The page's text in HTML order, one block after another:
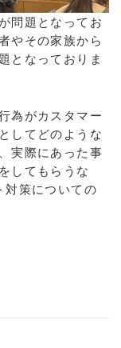
問題となってお
やその家族から
となっておりま
為がカスタマー
してどのような
実際にあった事
してもらうな
対策についての